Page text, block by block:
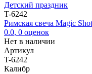
Детский праздник
T-6242
Римская свеча Magic
0.0, 0 оценок
Нет в наличии
Артикул
T-6242
Калибр